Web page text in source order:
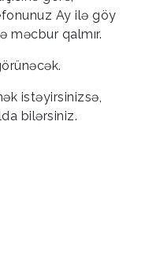
Ay ilə göy
məcbur qalmır.
istəyirsinizsə,
bilərsiniz.